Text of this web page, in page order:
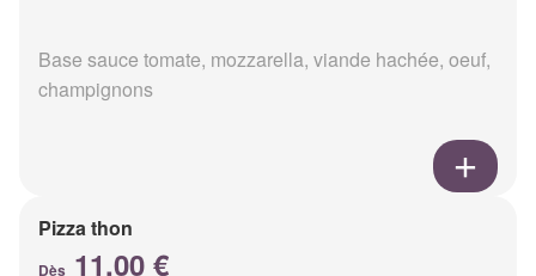
Base sauce tomate, mozzarella, viande hachée, oeuf,
champignons
Pizza thon
Dès 11.00 €